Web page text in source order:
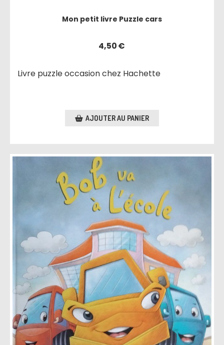
Mon petit livre Puzzle cars
4,50€
Livre puzzle occasion chez Hachette
AJOUTER AU PANIER